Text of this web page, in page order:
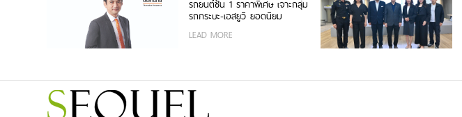
รถยนต์ชั้น 1 ราคาพิเศษ เจาะกลุ่ม
รถกระบะ-เอสยูวี ยอดนิยม
LEAD MORE